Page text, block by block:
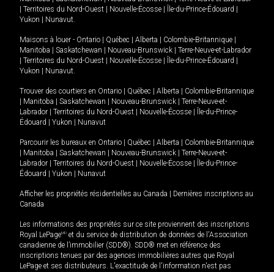
| Territoires du Nord-Ouest | Nouvelle-Écosse | Île-du-Prince-Édouard |
Yukon | Nunavut
Maisons à louer - Ontario | Québec | Alberta | Colombie-Britannique |
Manitoba | Saskatchewan | Nouveau-Brunswick | Terre-Neuve-et-Labrador
| Territoires du Nord-Ouest | Nouvelle-Écosse | Île-du-Prince-Édouard |
Yukon | Nunavut
Trouver des courtiers en Ontario | Québec | Alberta | Colombie-Britannique
| Manitoba | Saskatchewan | Nouveau-Brunswick | Terre-Neuve-et-
Labrador | Territoires du Nord-Ouest | Nouvelle-Écosse | Île-du-Prince-
Édouard | Yukon | Nunavut
Parcourir les bureaux en Ontario | Québec | Alberta | Colombie-Britannique
| Manitoba | Saskatchewan | Nouveau-Brunswick | Terre-Neuve-et-
Labrador | Territoires du Nord-Ouest | Nouvelle-Écosse | Île-du-Prince-
Édouard | Yukon | Nunavut
Afficher les propriétés résidentielles au Canada | Dernières inscriptions au
Canada
Les informations des propriétés sur ce site proviennent des inscriptions
Royal LePageMD et du service de distribution de données de l'Association
canadienne de l’immobilier (SDD®). SDD® met en référence des
inscriptions tenues par des agences immobilières autres que Royal
LePage et ses distributeurs. L'exactitude de l'information n'est pas